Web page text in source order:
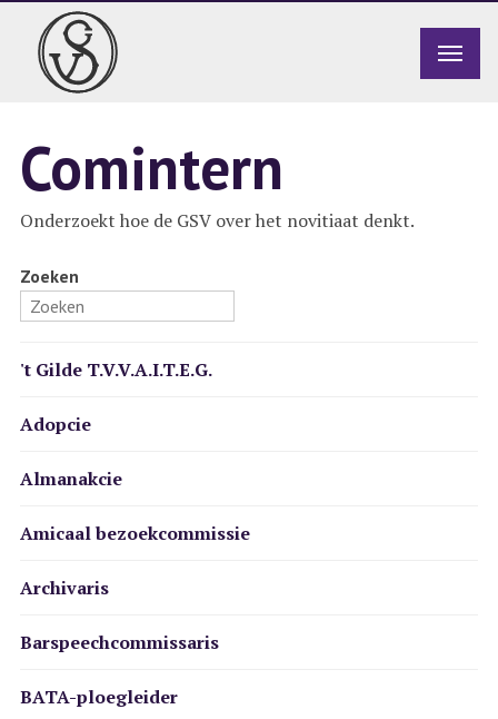
Comintern
Onderzoekt hoe de GSV over het novitiaat denkt.
Zoeken
't Gilde T.V.V.A.I.T.E.G.
Adopcie
Almanakcie
Amicaal bezoekcommissie
Archivaris
Barspeechcommissaris
BATA-ploegleider